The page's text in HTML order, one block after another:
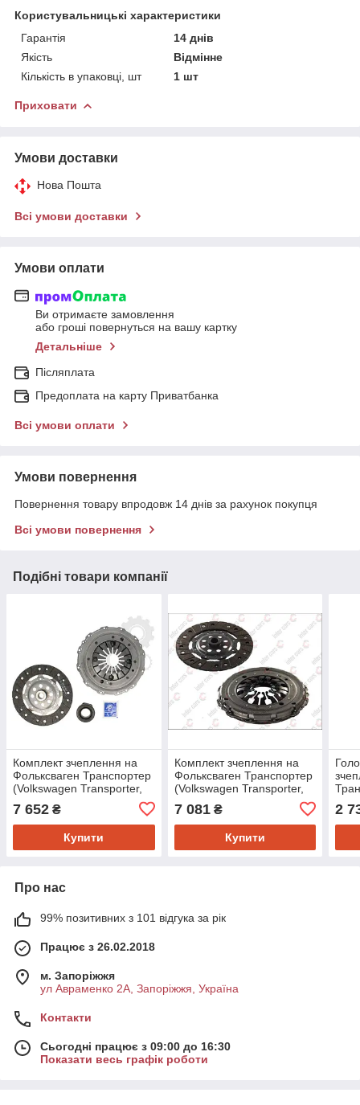
Користувальницькі характеристики
Гарантія
14 днів
Якість
Відмінне
Кількість в упаковці, шт
1 шт
Приховати
Умови доставки
Нова Пошта
Всі умови доставки
Умови оплати
Ви отримаєте замовлення
або гроші повернуться на вашу картку
Детальніше
Післяплата
Предоплата на карту Приватбанка
Всі умови оплати
Умови повернення
Повернення товару впродовж 14 днів за рахунок покупця
Всі умови повернення
Подібні товари компанії
Комплект зчеплення на
Фольксваген Транспортер
(Volkswagen Transporter,
3000829001
7 652 ₴
Купити
Комплект зчеплення на
Фольксваген Транспортер
(Volkswagen Transporter,
3000831301
7 081₴
Купити
T4)
2
Про нас
99% позитивних з 101 відгука за рік
Працює з 26.02.2018
м. Запоріжжя
ул Авраменко 2А, Запоріжжя, Україна
Контакти
Сьогодні працює з 09:00 до 16:30
Показати весь графік роботи